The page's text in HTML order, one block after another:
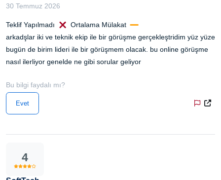
30 Temmuz 2026
Teklif Yapılmadı
Ortalama Mülakat
arkadşlar iki ve teknik ekip ile bir görüşme gerçekleştridim yüz yüze
bugün de birim lideri ile bir görüşmem olacak. bu online görüşme
nasıl ilerliyor genelde ne gibi sorular geliyor
Bu bilgi faydalı mı?
Evet
4